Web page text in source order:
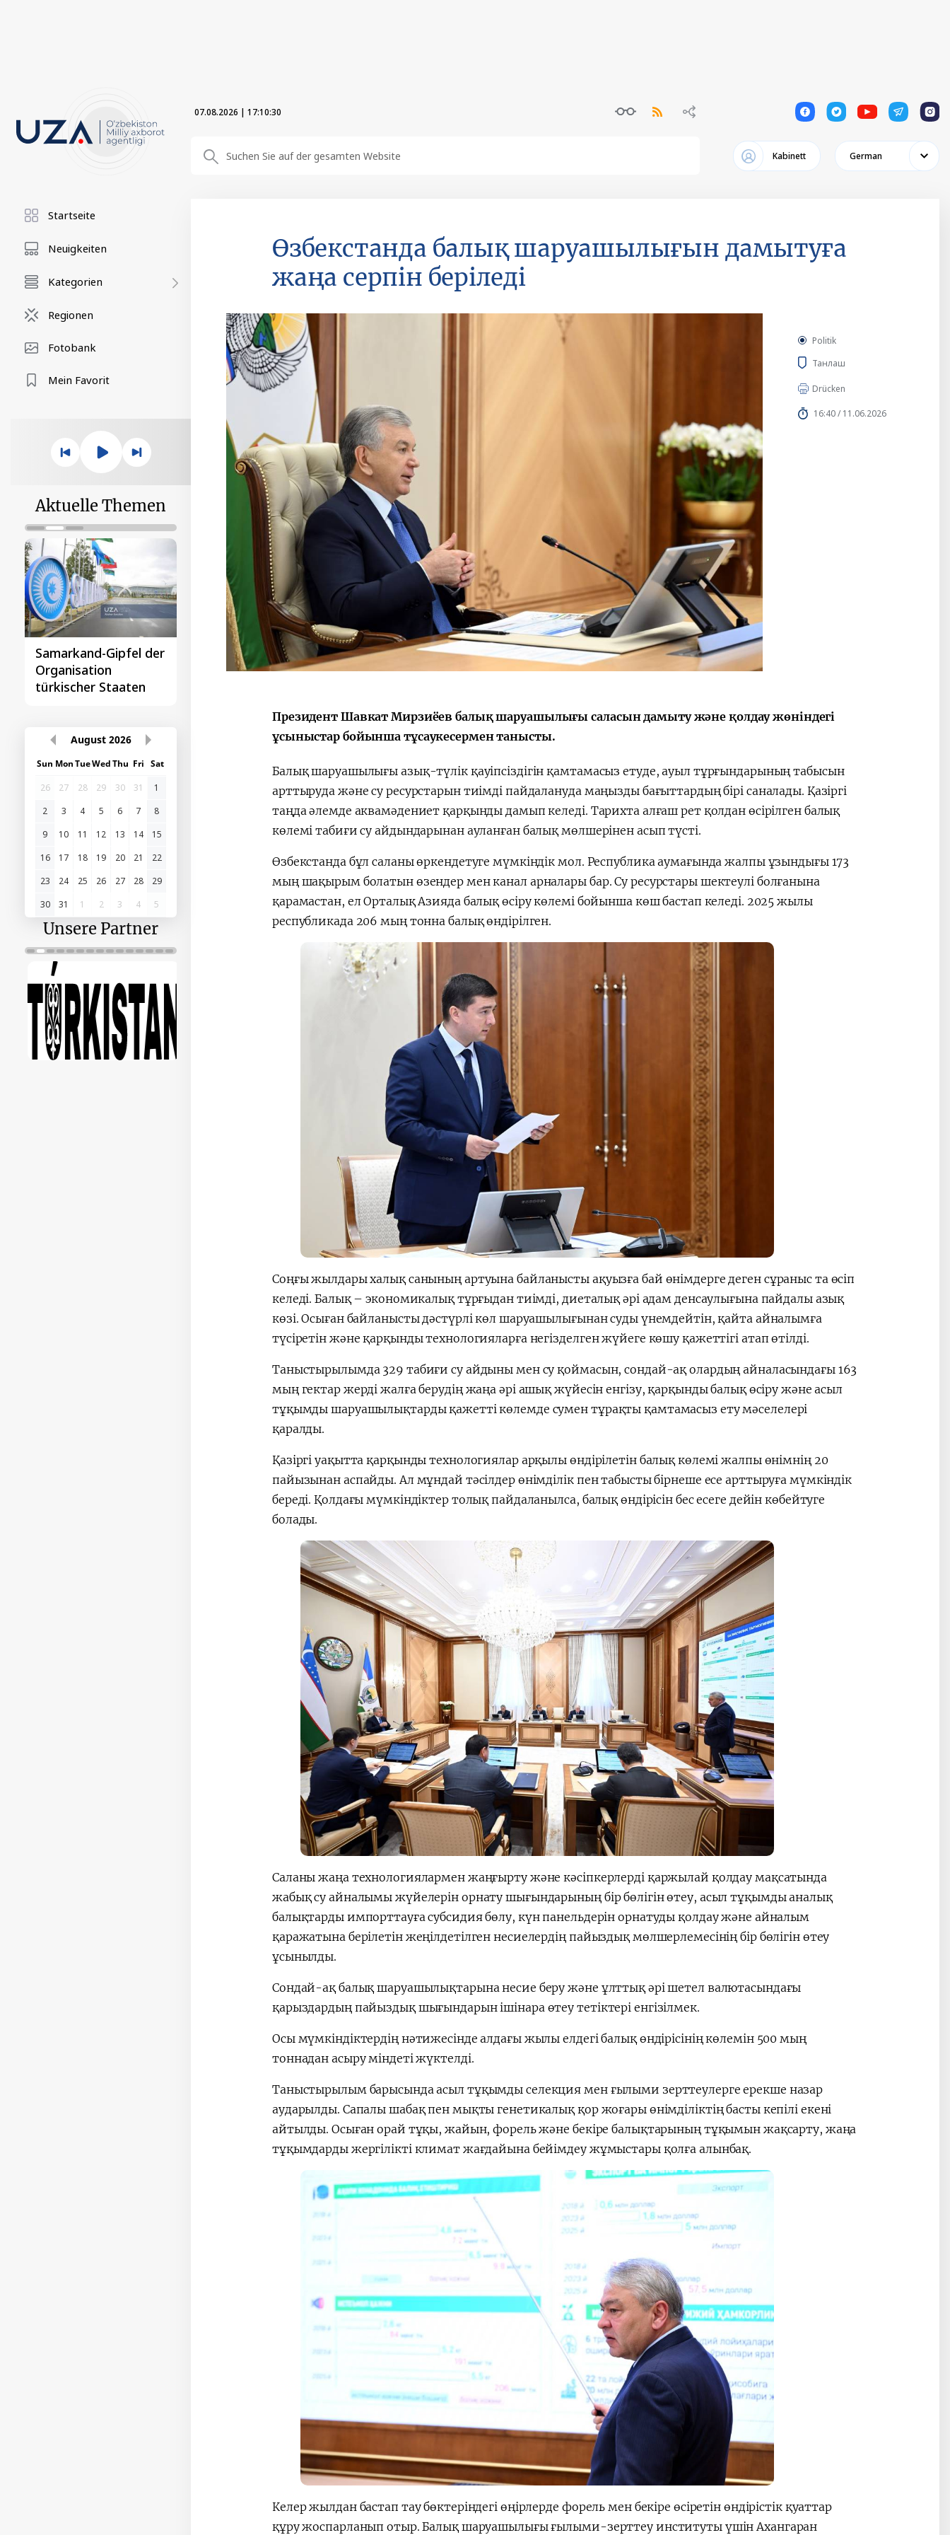
07.08.2026 | 17:10:32 1 1 1 1 1
Kabinett German
Startseite
Neuigkeiten
Kategorien
Regionen
Fotobank
Mein Favorit
Aktuelle Themen
Samarkand-Gipfel der
Organisation
türkischer Staaten
Das erste
Gipfeltreffen
August 2026
Sun MonTueWedThu Fri Sat
26
27 28 29 30 31
1
2
3 4 5 6 7
8
9
10 11 12 13 14
15
16
17 18 19 20 21
22
23
24 25 26 27 28
29
30
31 1 2 3 4 5
Unsere Partner
Өзбекстанда балық шаруашылығын дамытуға
жаңа серпін беріледі
Politik
Танлаш
Drücken
16:40 / 11.06.2026
Президент Шавкат Мирзиёев балық шаруашылығы саласын дамыту және қолдау жөніндегі
ұсыныстар бойынша тұсаукесермен танысты.
Балық шаруашылығы азық-түлік қауіпсіздігін қамтамасыз етуде, ауыл тұрғындарының табысын
арттыруда және су ресурстарын тиімді пайдалануда маңызды бағыттардың бірі саналады. Қазіргі
таңда әлемде аквамәдениет қарқынды дамып келеді. Тарихта алғаш рет қолдан өсірілген балық
көлемі табиғи су айдындарынан ауланған балық мөлшерінен асып түсті.
Өзбекстанда бұл саланы өркендетуге мүмкіндік мол. Республика аумағында жалпы ұзындығы 173
мың шақырым болатын өзендер мен канал арналары бар. Су ресурстары шектеулі болғанына
қарамастан, ел Орталық Азияда балық өсіру көлемі бойынша көш бастап келеді. 2025 жылы
республикада 206 мың тонна балық өндірілген.
Соңғы жылдары халық санының артуына байланысты ақуызға бай өнімдерге деген сұраныс та өсіп
келеді. Балық – экономикалық тұрғыдан тиімді, диеталық әрі адам денсаулығына пайдалы азық
көзі. Осыған байланысты дәстүрлі көл шаруашылығынан суды үнемдейтін, қайта айналымға
түсіретін және қарқынды технологияларға негізделген жүйеге көшу қажеттігі атап өтілді.
Таныстырылымда 329 табиғи су айдыны мен су қоймасын, сондай-ақ олардың айналасындағы 163
мың гектар жерді жалға берудің жаңа әрі ашық жүйесін енгізу, қарқынды балық өсіру және асыл
тұқымды шаруашылықтарды қажетті көлемде сумен тұрақты қамтамасыз ету мәселелері
қаралды.
Қазіргі уақытта қарқынды технологиялар арқылы өндірілетін балық көлемі жалпы өнімнің 20
пайызынан аспайды. Ал мұндай тәсілдер өнімділік пен табысты бірнеше есе арттыруға мүмкіндік
береді. Қолдағы мүмкіндіктер толық пайдаланылса, балық өндірісін бес есеге дейін көбейтуге
болады.
Саланы жаңа технологиялармен жаңғырту және кәсіпкерлерді қаржылай қолдау мақсатында
жабық су айналымы жүйелерін орнату шығындарының бір бөлігін өтеу, асыл тұқымды аналық
балықтарды импорттауға субсидия бөлу, күн панельдерін орнатуды қолдау және айналым
қаражатына берілетін жеңілдетілген несиелердің пайыздық мөлшерлемесінің бір бөлігін өтеу
ұсынылды.
Сондай-ақ балық шаруашылықтарына несие беру және ұлттық әрі шетел валютасындағы
қарыздардың пайыздық шығындарын ішінара өтеу тетіктері енгізілмек.
Осы мүмкіндіктердің нәтижесінде алдағы жылы елдегі балық өндірісінің көлемін 500 мың
тоннадан асыру міндеті жүктелді.
Таныстырылым барысында асыл тұқымды селекция мен ғылыми зерттеулерге ерекше назар
аударылды. Сапалы шабақ пен мықты генетикалық қор жоғары өнімділіктің басты кепілі екені
айтылды. Осыған орай тұқы, жайын, форель және бекіре балықтарының тұқымын жақсарту, жаңа
тұқымдарды жергілікті климат жағдайына бейімдеу жұмыстары қолға алынбақ.
Келер жылдан бастап тау бөктеріндегі өңірлерде форель мен бекіре өсіретін өндірістік қуаттар
құру жоспарланып отыр. Балық шаруашылығы ғылыми-зерттеу институты үшін Ахангаран